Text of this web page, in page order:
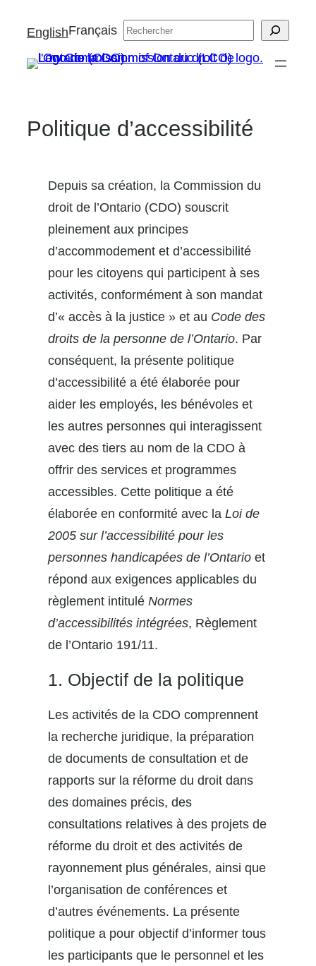
contenu
EnglishFrançais Search
Politique d’accessibilité
Depuis sa création, la Commission du
droit de l’Ontario (CDO) souscrit
pleinement aux principes
d’accommodement et d’accessibilité
pour les citoyens qui participent à ses
activités, conformément à son mandat
d’« accès à la justice » et au Code des
droits de la personne de l’Ontario. Par
conséquent, la présente politique
d’accessibilité a été élaborée pour
aider les employés, les bénévoles et
les autres personnes qui interagissent
avec des tiers au nom de la CDO à
offrir des services et programmes
accessibles. Cette politique a été
élaborée en conformité avec la Loi de
2005 sur l’accessibilité pour les
personnes handicapées de l’Ontario et
répond aux exigences applicables du
règlement intitulé Normes
d’accessibilités intégrées, Règlement
de l’Ontario 191/11.
1. Objectif de la politique
Les activités de la CDO comprennent
la recherche juridique, la préparation
de documents de consultation et de
rapports sur la réforme du droit dans
des domaines précis, des
consultations relatives à des projets de
réforme du droit et des activités de
rayonnement plus générales, ainsi que
l’organisation de conférences et
d’autres événements. La présente
politique a pour objectif d’informer tous
les participants que le personnel et les